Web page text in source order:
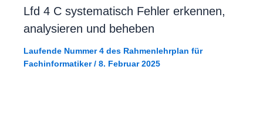
Lfd 4 C systematisch Fehler erkennen,
analysieren und beheben
Laufende Nummer 4 des Rahmenlehrplan für
Fachinformatiker/ 8. Februar 2025